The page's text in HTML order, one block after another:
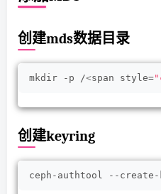
创建mds数据目录
mkdir -p /<span style=
创建keyring
ceph-authtool --